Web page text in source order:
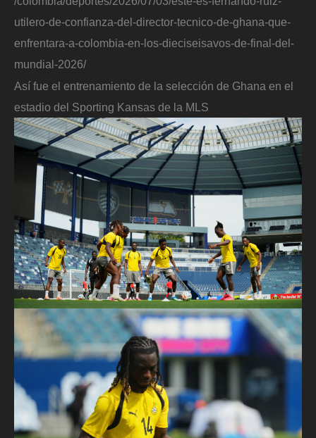
utilero-de-confianza-del-director-tecnico-de-ghana-que-
enfrentara-a-colombia-en-los-dieciseisavos-de-final-del-
mundial-2026/
Así fue el entrenamiento de la selección de Ghana en el
estadio del Sporting Kansas de la MLS